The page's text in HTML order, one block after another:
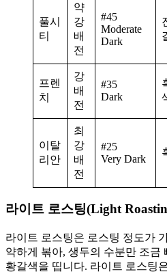
풀시
티
약
강
배
전
#45
Moderate
Dark
프렌
치
강
배
전
#35
Dark
이탈
리안
최
강
배
전
#25
Very Dark
라이트 로스팅(Light
라이트 로스팅은 로스팅 정도가
약하게 볶아, 생두의 수분만 조금
황갈색을 띱니다. 라이트 로스팅